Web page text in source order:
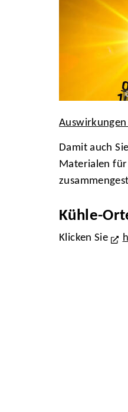
Auswirkungen
Damit auch
Materialen für
Kühle-
Klicken Sie